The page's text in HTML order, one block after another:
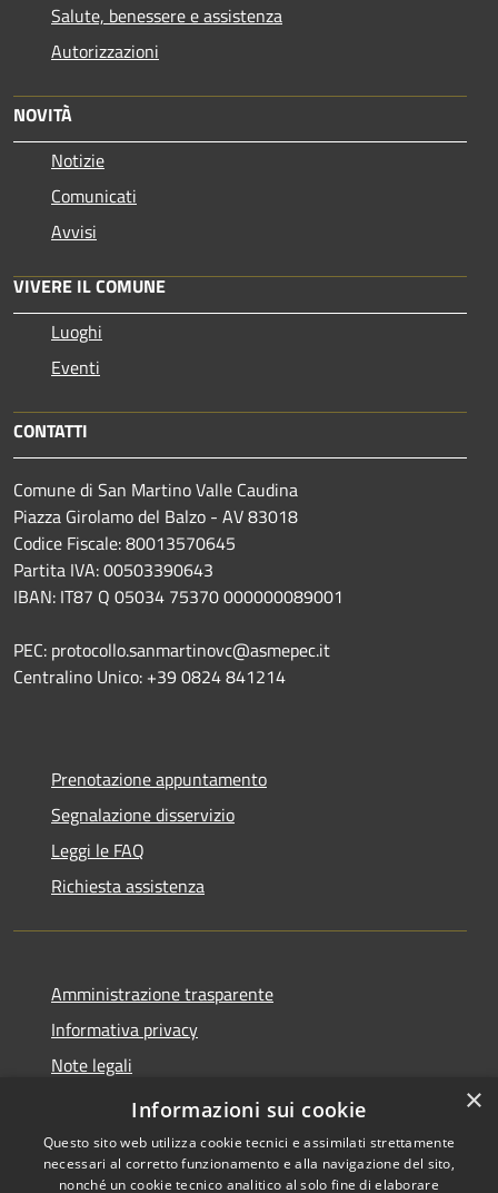
Salute, benessere e assistenza
Autorizzazioni
NOVITÀ
Notizie
Comunicati
Avvisi
VIVERE IL COMUNE
Luoghi
Eventi
CONTATTI
Comune di San Martino Valle Caudina
Piazza Girolamo del Balzo - AV 83018
Codice Fiscale: 80013570645
Partita IVA: 00503390643
IBAN: IT87 Q 05034 75370 000000089001
PEC: protocollo.sanmartinovc@asmepec.it
Centralino Unico: +39 0824 841214
Prenotazione appuntamento
Segnalazione disservizio
Leggi le FAQ
Richiesta assistenza
Amministrazione trasparente
Informativa privacy
Note legali
Dichiarazione di accessibilità
×
Informazioni sui cookie
Questo sito web utilizza cookie tecnici e assimilati strettamente
necessari al corretto funzionamento e alla navigazione del sito,
nonché un cookie tecnico analitico al solo fine di elaborare